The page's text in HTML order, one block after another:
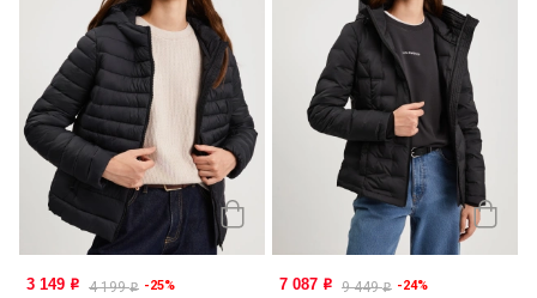
3 149 o 4 199o -25% 7 087 o 9 449o -24%